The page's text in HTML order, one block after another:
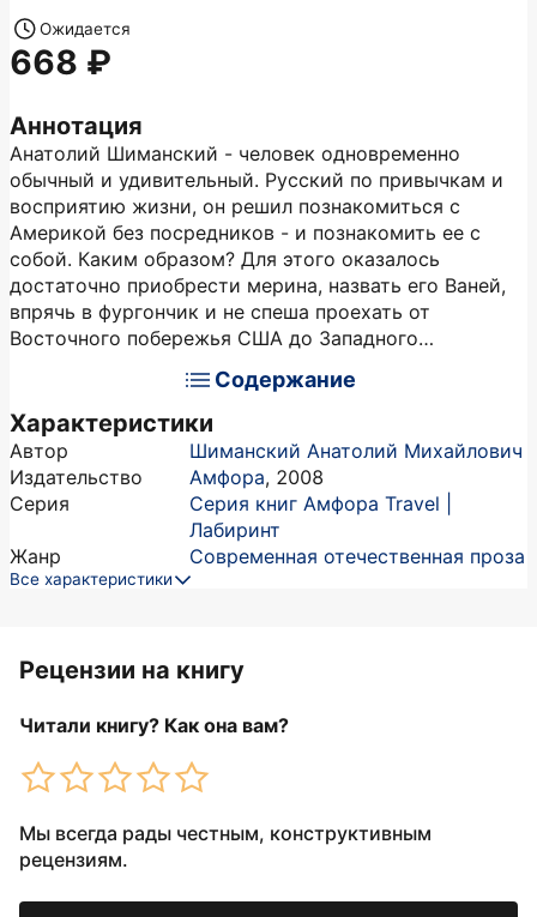
Аннотация
Анатолий Шиманский - человек одновременно
обычный и удивительный. Русский по привычкам и
восприятию жизни, он решил познакомиться с
Америкой без посредников - и познакомить ее с
собой. Каким образом? Для этого оказалось
достаточно приобрести мерина, назвать его Ваней,
впрячь в фургончик и не спеша проехать от
Восточного побережья США до Западного…
Содержание
Характеристики
Автор
Шиманский Анатолий Михайлович
Издательство
Амфора, 2008
Серия
Серия книг Амфора Travel |
Лабиринт
Жанр
Современная отечественная проза
Все характеристики
Ожидается
668
Рецензии на книгу
Читали книгу? Как она вам?
Мы всегда рады честным, конструктивным
рецензиям.